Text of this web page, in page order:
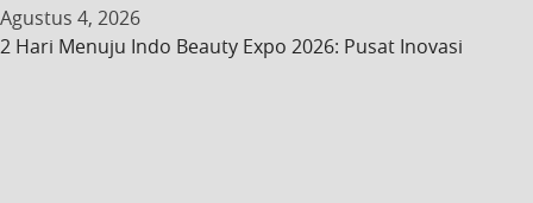
Agustus 4, 2026
2 Hari Menuju Indo Beauty Expo 2026: Pusat Inovasi